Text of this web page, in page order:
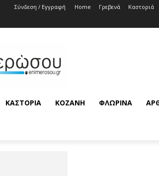
Σύνδεση / Εγγραφή Home Γρεβενά Καστοριά
ΚΑΣΤΟΡΙΆ ΚΟΖΆΝΗ ΦΛΏΡΙΝΑ